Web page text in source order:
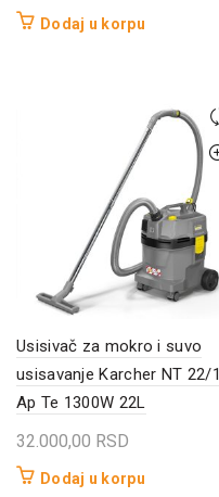
Dodaj u korpu
Usisivač za mokro i suvo
usisavanje Karcher NT 22/1
Ap Te 1300W 22L
32.000,00 RSD
Dodaj u korpu